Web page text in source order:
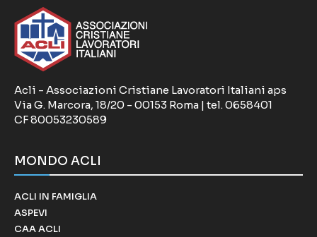
Acli - Associazioni Cristiane Lavoratori Italiani aps
Via G. Marcora, 18/20 - 00153 Roma | tel. 0658401
CF 80053230589
MONDO ACLI
ACLI IN FAMIGLIA
ASPEVI
CAA ACLI